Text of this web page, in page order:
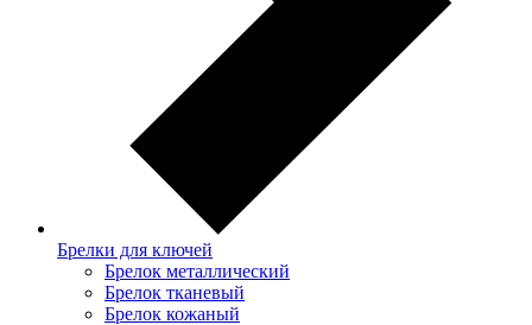
Брелки для ключей
Брелок металлический
Брелок тканевый
Брелок кожаный